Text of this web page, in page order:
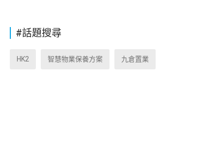
#話題搜尋
HK2 智慧物業保養方案 九倉置業